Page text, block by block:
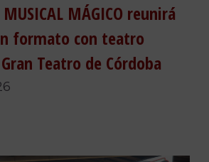
MÁGICO reunirá
formato con teatro
Teatro de Córdoba